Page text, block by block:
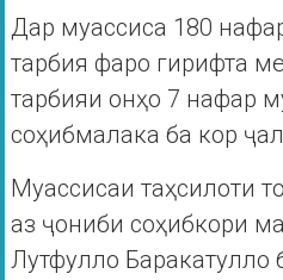
Дар муассиса 180
тарбия фаро гирифта
тарбияи онҳо 7 нафар
соҳибмалака ба кор
Муассисаи таҳсилоти
аз ҷониби соҳибкори
Лутфулло Баракатулло